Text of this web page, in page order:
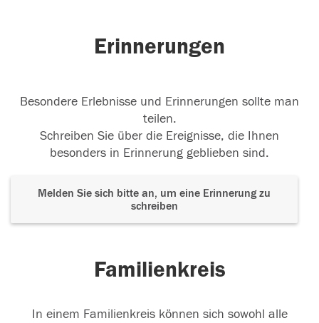
Erinnerungen
Besondere Erlebnisse und Erinnerungen sollte man
teilen.
Schreiben Sie über die Ereignisse, die Ihnen
besonders in Erinnerung geblieben sind.
Melden Sie sich bitte an, um eine Erinnerung zu
schreiben
Familienkreis
In einem Familienkreis können sich sowohl alle